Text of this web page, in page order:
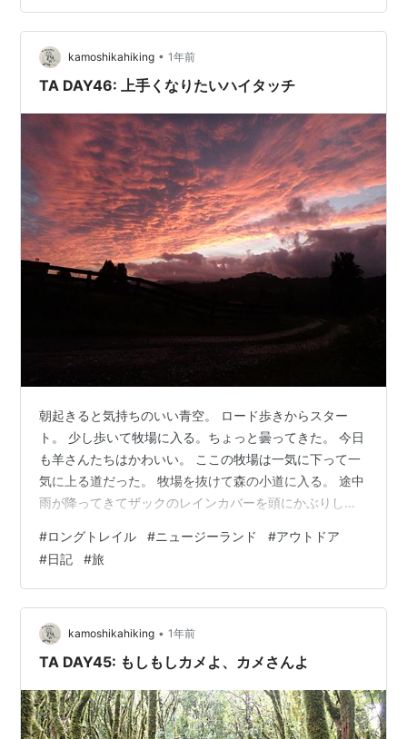
朝食を済ませテントを片付ける。今日は4kmだけ歩いて
ワイトモ（Waitomo）という町まで歩く。小雨が降る中
出発。ずっとロード歩き。 空に虹が出て、青空が見えて
きた。 1時間ほど歩きワイトモに…
kamoshikahiking • 1年前
TA DAY46: 上手くなりたいハイタッチ
朝起きると気持ちのいい青空。 ロード歩きからスター
ト。 少し歩いて牧場に入る。ちょっと曇ってきた。 今日
も羊さんたちはかわいい。 ここの牧場は一気に下って一
気に上る道だった。 牧場を抜けて森の小道に入る。 途中
雨が降ってきてザックのレインカバーを頭にかぶりしの
た。 今度はお花畑の小道。黄色のかわいい花が足元にた
くさん咲いている。 そして再び森の道。シダ植物の勢い
がすごい。 ハイカーのみんながハイタッチしているのを
見た。かっこいいから私たちもやってみたのだが、なか
なかタイミングが合わない。 空中で（いつくる？いつ
だ？）と相手のタイミングを見計らいす…
#ロングトレイル #ニュージーランド #アウトドア
#日記 #旅
kamoshikahiking • 1年前
TA DAY45: もしもしカメよ、カメさんよ